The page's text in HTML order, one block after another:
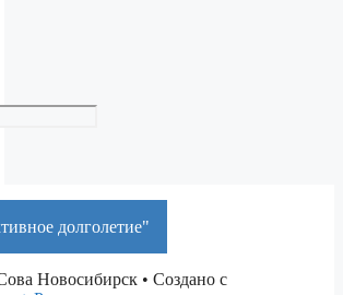
долголетие"
Новосибирск • Создано с